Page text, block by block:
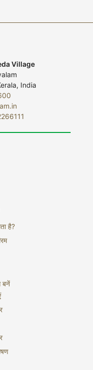
Village
India
है?
बनें